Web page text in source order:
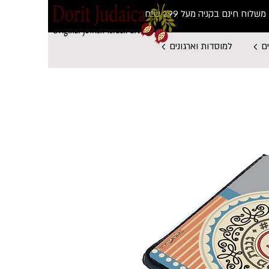
משלוח חינם בקניה מעל 299 ש"ח
למוסדות וארגונים